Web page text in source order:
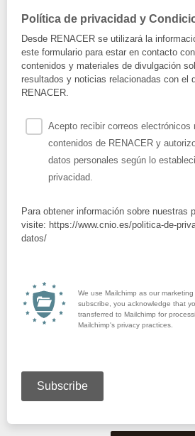
Política de privacidad y
Desde RENACER se utilizará la
este formulario para estar en contacto
contenidos y materiales de divulgación
resultados y noticias relacionadas con el
RENACER.
Acepto recibir correos electrónicos
contenidos de RENACER y
datos personales según lo
privacidad.
Para obtener información sobre nuestras
visite: https://www.cnio.es/politica-de-
datos/
We use Mailchimp as our
subscribe, you acknowledge that
transferred to Mailchimp for
Mailchimp's privacy practices.